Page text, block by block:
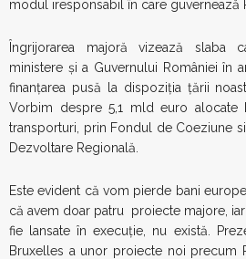
modul iresponsabil în care guvernează
Îngrijorarea majoră vizează slaba
ministere și a Guvernului României în
finanțarea pusă la dispoziția țării
Vorbim despre 5,1 mld euro alocate
transporturi, prin Fondul de Coeziune
Dezvoltare Regională.
Este evident că vom pierde bani
că avem doar patru proiecte majore,
fie lansate în execuție, nu există.
Bruxelles a unor proiecte noi precum